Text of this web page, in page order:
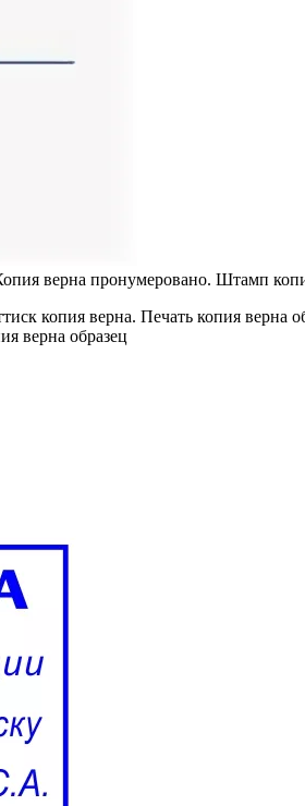
верна пронумеровано. Штамп
верна образец